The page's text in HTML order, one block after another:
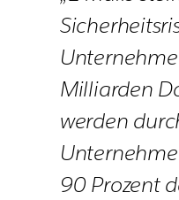
Milliarden
werden
90 Prozent